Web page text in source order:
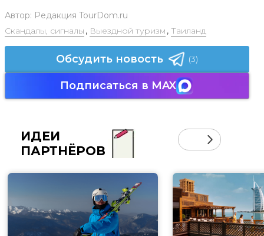
Автор: Редакция TourDom.ru
Скандалы, сигналы , Выездной туризм , Таиланд
Обсудить новость (3)
Подписаться в MAX
ИДЕИ
ПАРТНЁРОВ